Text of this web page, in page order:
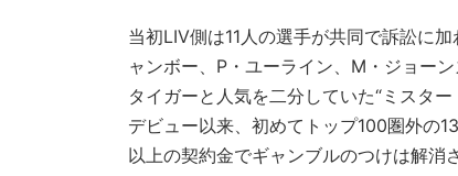
当初LIV側は11人の選手が共同で訴訟に
ャンボー、P・ユーライン、M・ジョー
タイガーと人気を二分していた“ミスタ
デビュー以来、初めてトップ100圏外の
以上の契約金でギャンブルのつけは解消